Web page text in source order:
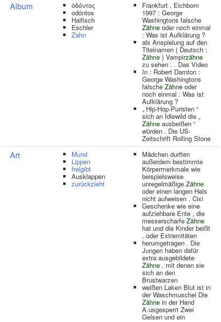
Album ὀδόντος
odóntos
Haifisch
Eschler
Zahn
Frankfurt , Eichborn
1997 : George
Washingtons falsche
Zähne oder noch einmal
: Was ist Aufklärung ?
als Anspielung auf den
Titelnamen ( Deutsch :
Zähne ) Vampirzähne
zu sehen . . Das Video
In : Robert Darnton :
George Washingtons
falsche Zähne oder
noch einmal : Was ist
Aufklärung ?
„ Hip-Hop-Puristen “
sich an Idlewild die „
Zähne ausbeißen “
würden . Die US-
Zeitschrift Rolling Stone
Art Mund
Lippen
freigibt
Ausklappen
zurückzieht
Mädchen durften
außerdem bestimmte
Körpermerkmale wie
beispielsweise
unregelmäßige Zähne
oder einen langen Hals
nicht aufweisen . Cixi
Geschenke wie eine
aufziehbare Ente , die
messerscharfe Zähne
hat und die Kinder beißt
, oder Extremitäten
herumgetragen . Die
Jungen haben dafür
extra ausgebildete
Zähne , mit denen sie
sich an den
Brustwarzen
weißen Laken Blut ist in
der Waschmuschel Die
Zähne in der Hand
A.usgesperrt Zwei
Gelsen und ein